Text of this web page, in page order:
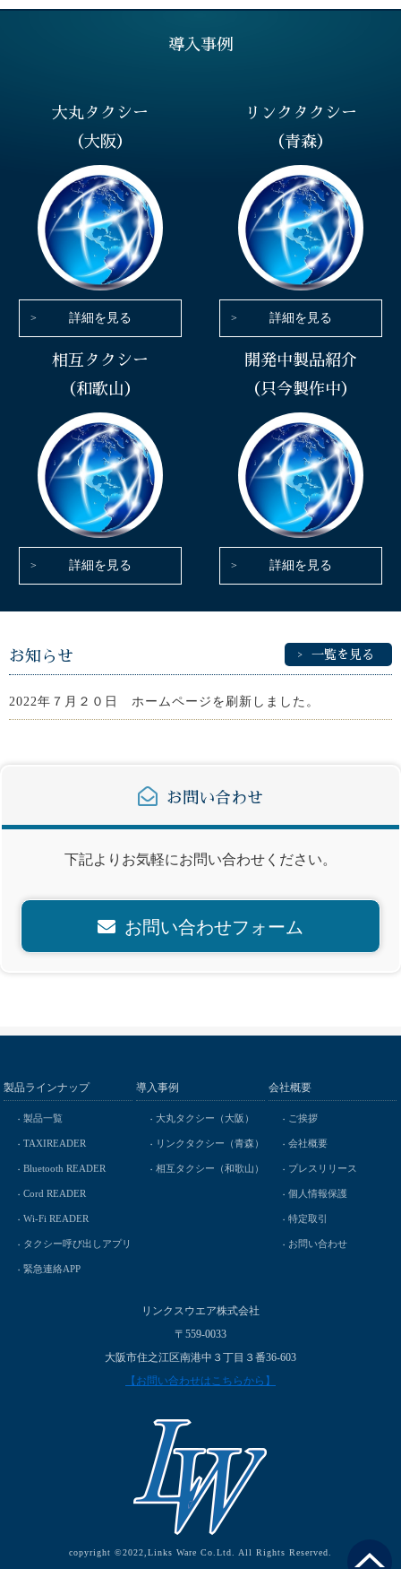
導入事例
大丸タクシー
（大阪）
詳細を見る
リンクタクシー
（青森）
詳細を見る
相互タクシー
（和歌山）
詳細を見る
開発中製品紹介
（只今製作中）
詳細を見る
お知らせ 一覧を見る
2022年７月２０日 ホームページを刷新しました。
お問い合わせ
下記よりお気軽にお問い合わせください。
お問い合わせフォーム
製品ラインナップ
製品一覧
TAXIREADER
Bluetooth READER
Cord READER
Wi-Fi READER
タクシー呼び出しアプリ
緊急連絡APP
導入事例
大丸タクシー（大阪）
リンクタクシー（青森）
相互タクシー（和歌山）
会社概要
ご挨拶
会社概要
プレスリリース
個人情報保護
特定取引
お問い合わせ
リンクスウエア株式会社
〒559-0033
大阪市住之江区南港中３丁目３番36-603
【お問い合わせはこちらから】
copyright ©2022,Links Ware Co.Ltd. All Rights Reserved.